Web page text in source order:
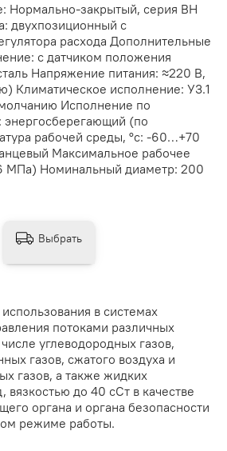
Нормально-закрытый, серия ВН
двухпозиционный с
расхода Дополнительные
с датчиком положения
Напряжение питания: ≈220 В,
Климатическое исполнение: У3.1
Исполнение по
(по
рабочей среды, °с: -60…+70
Максимальное рабочее
МПа) Номинальный диаметр: 200
в системах
потоками различных
углеводородных газов,
газов, сжатого воздуха и
газов, а также жидких
вязкостью до 40 сСт в качестве
органа и органа безопасности
режиме работы.
Выбрать